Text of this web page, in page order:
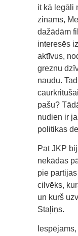
it kā legāli
zināms,
dažādām
interesēs
aktīvus,
greznu
naudu.
pašu?
nudien ir
politikas
Pat JKP
nekādas
pie
cilvēks,
un kurš
Staļiņs.